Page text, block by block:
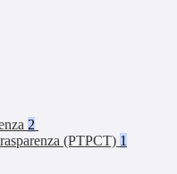
2
(PTPCT) 1